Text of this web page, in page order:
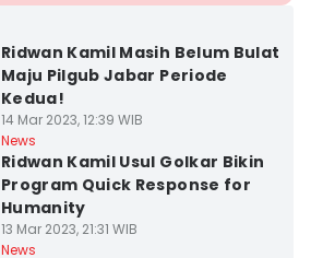
Ridwan Kamil Masih Belum Bulat
Maju Pilgub Jabar Periode
Kedua!
14 Mar 2023, 12:39 WIB
News
Ridwan Kamil Usul Golkar Bikin
Program Quick Response for
Humanity
13 Mar 2023, 21:31 WIB
News